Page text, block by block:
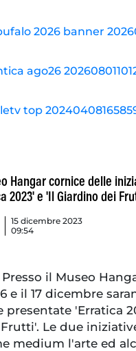
Hangar cornice delle
2023' e 'Il Giardino dei
15 dicembre 2023
09:54
Presso il Museo
e il 17 dicembre
'Erratica
Le due
medium l'arte ed